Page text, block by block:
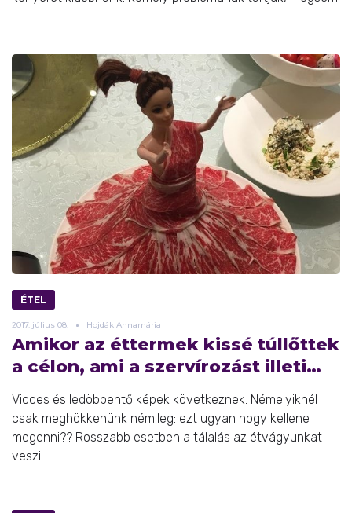
...
ÉTEL
2017. július 08. Hojdák Annamária
Amikor az éttermek kissé túllőttek
a célon, ami a szervírozást illeti…
Vicces és ledöbbentő képek következnek. Némelyiknél
csak meghökkenünk némileg: ezt ugyan hogy kellene
megenni?? Rosszabb esetben a tálalás az étvágyunkat
veszi ...